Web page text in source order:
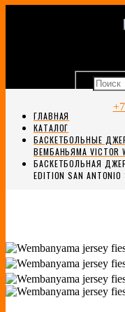
ГЛАВНАЯ
КАТАЛОГ
БАСКЕТБОЛЬНЫЕ
ВЕМБАНЬЯМА VICTOR
БАСКЕТБОЛЬНАЯ
EDITION SAN ANTONIO